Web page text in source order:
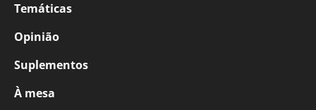
Temáticas
Opinião
Suplementos
À mesa